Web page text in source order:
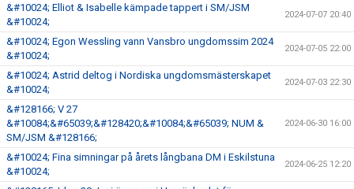
&#10024; Elliot & Isabelle kämpade tappert i SM/JSM
&#10024;
2024-07-07 20:40
&#10024; Egon Wessling vann Vansbro ungdomssim 2024
&#10024;
2024-07-05 22:00
&#10024; Astrid deltog i Nordiska ungdomsmästerskapet
&#10024;
2024-07-03 22:30
&#128166; V 27
&#10084;&#65039;&#128420;&#10084;&#65039; NUM &
SM/JSM &#128166;
2024-06-30 16:00
&#10024; Fina simningar på årets långbana DM i Eskilstuna
&#10024;
2024-06-25 12:20